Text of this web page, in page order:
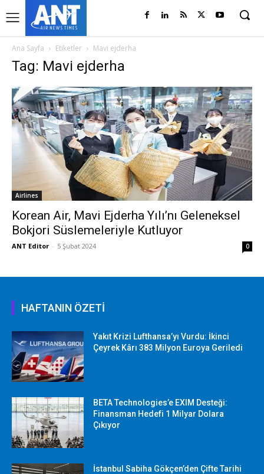
Ana Sayfa Etiketler Mavi ejderha
Tag: Mavi ejderha
Airlines
Korean Air, Mavi Ejderha Yılı’nı Geleneksel
Bokjori Süslemeleriyle Kutluyor
ANT Editor - 5 Şubat 2024 0
HAFTANIN ÖZETİ
Yakıt Krizi Lufthansa’yı Vurdu: İkinci
Çeyrek Kârı 383 Milyon Euroya Geriledi
BETA Technologies’e EXIM Desteği:
Finansman Hedefi 1 Milyar Dolara
Çıkıyor
İstanbul Sabiha Gökçen’den Çifte Tarihi